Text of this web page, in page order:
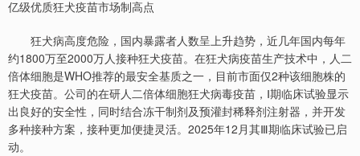
亿级优质狂犬疫苗市场制高点
狂犬病高度危险，国内暴露者人数呈上升趋势，近几年国内每年
约1800万至2000万人接种狂犬疫苗。在狂犬病疫苗生产技术中，人二
倍体细胞是WHO推荐的最安全基质之一，目前市面仅2种该细胞株的
狂犬疫苗。公司的在研人二倍体细胞狂犬病毒疫苗，Ⅰ期临床试验显示
出良好的安全性，同时结合冻干制剂及预灌封稀释剂注射器，并开发
多种接种方案，接种更加便捷灵活。2025年12月其Ⅲ期临床试验已启
动。